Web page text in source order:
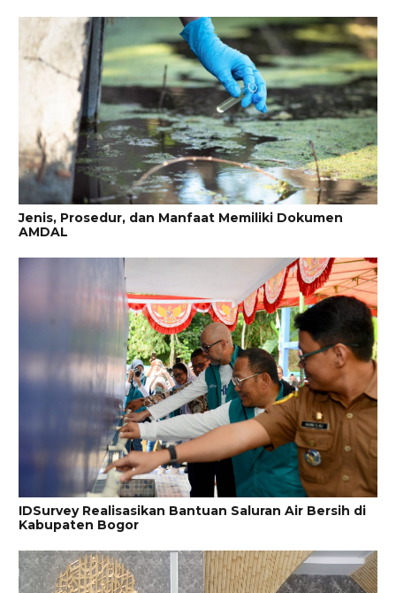
Jenis, Prosedur, dan Manfaat Memiliki Dokumen
AMDAL
IDSurvey Realisasikan Bantuan Saluran Air Bersih di
Kabupaten Bogor